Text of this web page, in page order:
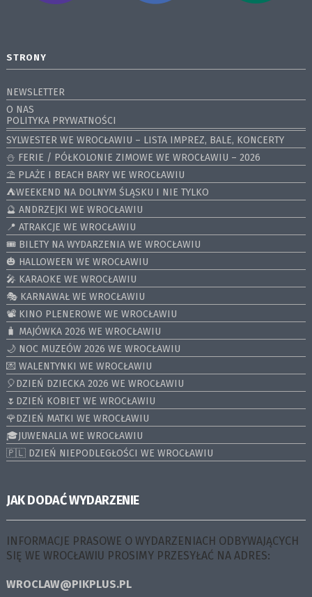
STRONY
NEWSLETTER
O NAS
POLITYKA PRYWATNOŚCI
SYLWESTER WE WROCŁAWIU – LISTA IMPREZ, BALE, KONCERTY
⛄️ FERIE / PÓŁKOLONIE ZIMOWE WE WROCŁAWIU – 2026
⛱️ PLAŻE I BEACH BARY WE WROCŁAWIU
⛺️WEEKEND NA DOLNYM ŚLĄSKU I NIE TYLKO
🔮 ANDRZEJKI WE WROCŁAWIU
📍 ATRAKCJE WE WROCŁAWIU
🎟️ BILETY NA WYDARZENIA WE WROCŁAWIU
🎃 HALLOWEEN WE WROCŁAWIU
🎤 KARAOKE WE WROCŁAWIU
🎭 KARNAWAŁ WE WROCŁAWIU
📽️ KINO PLENEROWE WE WROCŁAWIU
🧳 MAJÓWKA 2026 WE WROCŁAWIU
🌙 NOC MUZEÓW 2026 WE WROCŁAWIU
💌 WALENTYNKI WE WROCŁAWIU
🎈DZIEŃ DZIECKA 2026 WE WROCŁAWIU
🌷DZIEŃ KOBIET WE WROCŁAWIU
🌹DZIEŃ MATKI WE WROCŁAWIU
🎓JUWENALIA WE WROCŁAWIU
🇵🇱 DZIEŃ NIEPODLEGŁOŚCI WE WROCŁAWIU
JAK DODAĆ WYDARZENIE
INFORMACJE PRASOWE O WYDARZENIACH ODBYWAJĄCYCH
SIĘ WE WROCŁAWIU PROSIMY PRZESYŁAĆ NA ADRES:
WROCLAW@PIKPLUS.PL